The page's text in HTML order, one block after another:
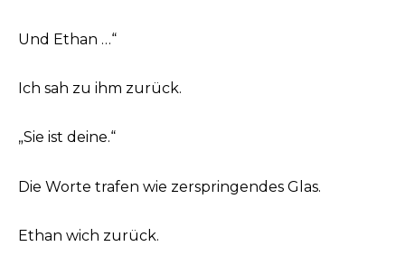
Und Ethan …“
Ich sah zu ihm zurück.
„Sie ist deine.“
Die Worte trafen wie zerspringendes Glas.
Ethan wich zurück.